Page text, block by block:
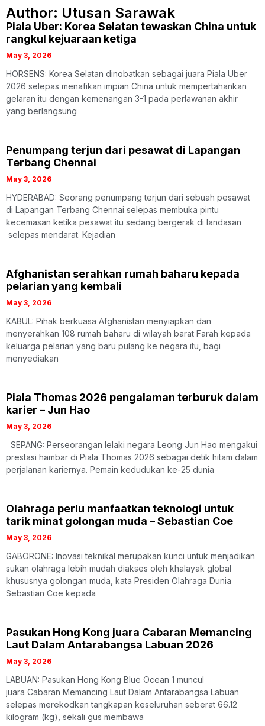
Author: Utusan Sarawak
Piala Uber: Korea Selatan tewaskan China untuk
rangkul kejuaraan ketiga
May 3, 2026
HORSENS: Korea Selatan dinobatkan sebagai juara Piala Uber
2026 selepas menafikan impian China untuk mempertahankan
gelaran itu dengan kemenangan 3-1 pada perlawanan akhir
yang berlangsung
Penumpang terjun dari pesawat di Lapangan
Terbang Chennai
May 3, 2026
HYDERABAD: Seorang penumpang terjun dari sebuah pesawat
di Lapangan Terbang Chennai selepas membuka pintu
kecemasan ketika pesawat itu sedang bergerak di landasan
selepas mendarat. Kejadian
Afghanistan serahkan rumah baharu kepada
pelarian yang kembali
May 3, 2026
KABUL: Pihak berkuasa Afghanistan menyiapkan dan
menyerahkan 108 rumah baharu di wilayah barat Farah kepada
keluarga pelarian yang baru pulang ke negara itu, bagi
menyediakan
Piala Thomas 2026 pengalaman terburuk dalam
karier – Jun Hao
May 3, 2026
SEPANG: Perseorangan lelaki negara Leong Jun Hao mengakui
prestasi hambar di Piala Thomas 2026 sebagai detik hitam dalam
perjalanan kariernya. Pemain kedudukan ke-25 dunia
Olahraga perlu manfaatkan teknologi untuk
tarik minat golongan muda – Sebastian Coe
May 3, 2026
GABORONE: Inovasi teknikal merupakan kunci untuk menjadikan
sukan olahraga lebih mudah diakses oleh khalayak global
khususnya golongan muda, kata Presiden Olahraga Dunia
Sebastian Coe kepada
Pasukan Hong Kong juara Cabaran Memancing
Laut Dalam Antarabangsa Labuan 2026
May 3, 2026
LABUAN: Pasukan Hong Kong Blue Ocean 1 muncul
juara Cabaran Memancing Laut Dalam Antarabangsa Labuan
selepas merekodkan tangkapan keseluruhan seberat 66.12
kilogram (kg), sekali gus membawa